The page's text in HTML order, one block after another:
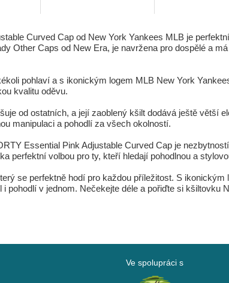
Curved Cap od New York Yankees MLB je
Other Caps od New Era, je navržena pro dospělé a
pohlaví a s ikonickým logem MLB New York
kvalitu oděvu.
od ostatních, a její zaoblený kšilt dodává ještě větší
manipulaci a pohodlí za všech okolností.
Essential Pink Adjustable Curved Cap je
perfektní volbou pro ty, kteří hledají pohodlnou a
se perfektně hodí pro každou příležitost. S
pohodlí v jednom. Nečekejte déle a pořiďte si kšiltovku
Ve spolupráci s